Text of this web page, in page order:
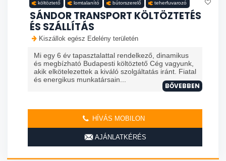
költöztető lomtalanító bútorszerelő teherfuvarozó
SÁNDOR TRANSPORT KÖLTÖZTETÉS
ÉS SZÁLLÍTÁS
Kiszállok egész Edelény területén
Mi egy 6 év tapasztalattal rendelkező, dinamikus
és megbízható Budapesti költöztető Cég vagyunk,
akik elkötelezettek a kiváló szolgáltatás iránt. Fiatal
és energikus munkatársain...
BŐVEBBEN
HÍVÁS MOBILON
AJÁNLATKÉRÉS